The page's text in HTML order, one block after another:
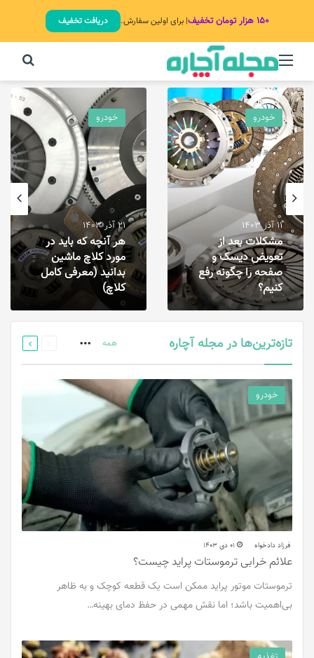
۱۵۰ هزار تومان تخفیف | برای اولین سفارش. دریافت تخفیف
منو
خودرو
11 آذر 1403
مشکلات بعد از
تعویض دیسک و
صفحه را چگونه رفع
کنیم؟
خودرو
21 آذر 1403
هر آنچه که باید در
مورد کلاچ ماشین
بدانید (معرفی کامل
کلاچ)
تازه‌ترین‌ها در مجله آچاره همه
خودرو
فرزاد دادخواه 01 دی 1403
علائم خرابی ترموستات پراید چیست؟
ترموستات موتور پراید ممکن است یک قطعه کوچک و به ظاهر
بی‌اهمیت باشد؛ اما نقش مهمی در حفظ دمای بهینه…